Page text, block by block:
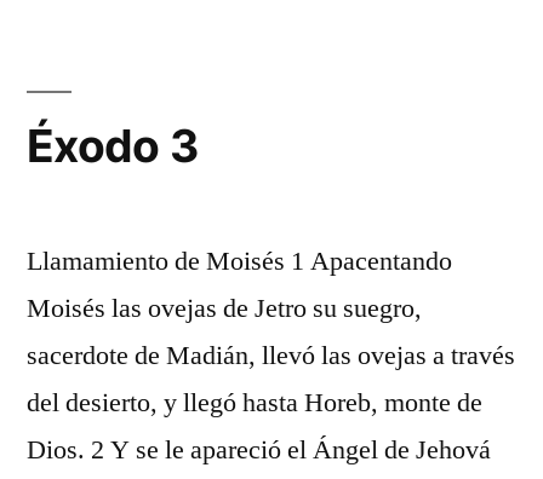
Éxodo 3
Llamamiento de Moisés 1 Apacentando
Moisés las ovejas de Jetro su suegro,
sacerdote de Madián, llevó las ovejas a través
del desierto, y llegó hasta Horeb, monte de
Dios. 2 Y se le apareció el Ángel de Jehová